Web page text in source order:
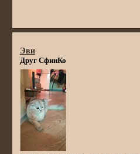
Эви
Друг СфинКо